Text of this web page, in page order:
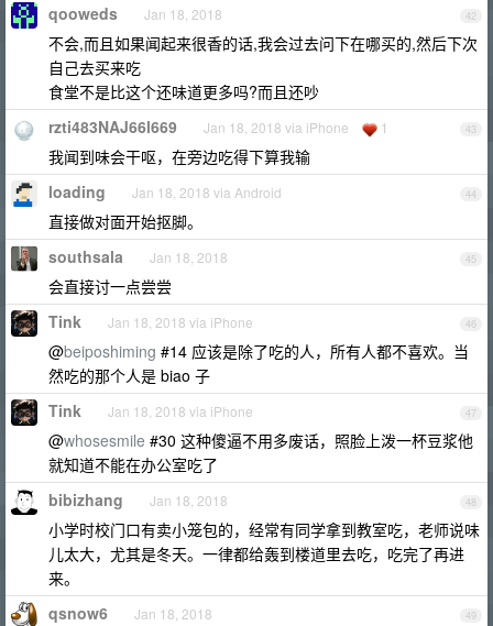
42
qooweds Jan 18, 2018
不会,而且如果闻起来很香的话,我会过去问下在哪买的,然后下次
自己去买来吃
食堂不是比这个还味道更多吗?而且还吵
43
rzti483NAJ66l669 Jan 18, 2018 via iPhone 1
我闻到味会干呕，在旁边吃得下算我输
44
loading Jan 18, 2018 via Android
直接做对面开始抠脚。
45
southsala Jan 18, 2018
会直接讨一点尝尝
46
Tink Jan 18, 2018 via iPhone
@beiposhiming #14 应该是除了吃的人，所有人都不喜欢。当
然吃的那个人是 biao 子
47
Tink Jan 18, 2018 via iPhone
@whosesmile #30 这种傻逼不用多废话，照脸上泼一杯豆浆他
就知道不能在办公室吃了
48
bibizhang Jan 18, 2018
小学时校门口有卖小笼包的，经常有同学拿到教室吃，老师说味
儿太大，尤其是冬天。一律都给轰到楼道里去吃，吃完了再进
来。
49
qsnow6 Jan 18, 2018